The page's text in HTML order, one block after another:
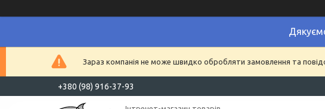
Зараз компанія не може швидко обробляти замовлення та
+380 (98) 916-37-93